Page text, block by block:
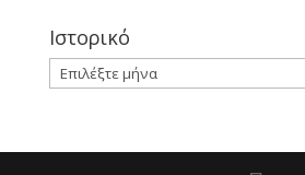
Ιστορικό
Ιστορικό